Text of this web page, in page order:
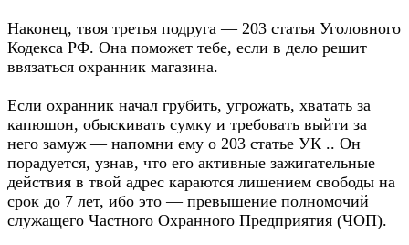
Наконец, твоя третья подруга — 203 статья Уголовного
Кодекса РФ. Она поможет тебе, если в дело решит
ввязаться охранник магазина.
Если охранник начал грубить, угрожать, хватать за
капюшон, обыскивать сумку и требовать выйти за
него замуж — напомни ему о 203 статье УК .. Он
порадуется, узнав, что его активные зажигательные
действия в твой адрес караются лишением свободы на
срок до 7 лет, ибо это — превышение полномочий
служащего Частного Охранного Предприятия (ЧОП).